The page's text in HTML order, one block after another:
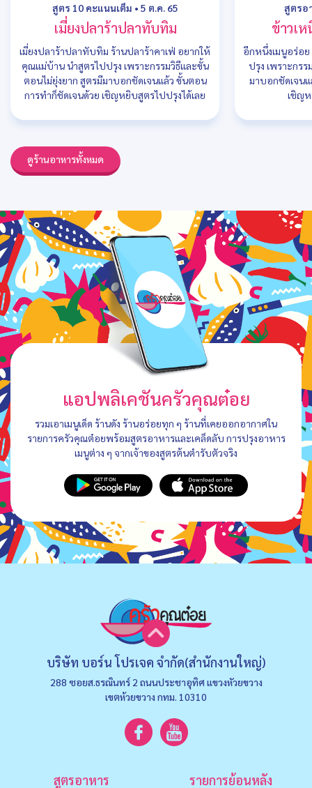
สูตร 10 คะแนนเต็ม • 5 ต.ค. 65
เมี่ยงปลาร้าปลาทับทิม
เมี่ยงปลาร้าปลาทับทิม ร้านปลาร้าคาเฟ่ อยากให้
คุณแม่บ้าน นำสูตรไปปรุง เพราะกรรมวิธีและขั้น
ตอนไม่ยุ่งยาก สูตรมีมาบอกชัดเจนแล้ว ขั้นตอน
การทำก็ชัดเจนด้วย เชิญหยิบสูตรไปปรุงได้เลย
สูตรอ
ข้าวเ
อีกหนึ่งเมนูอร่อ
ปรุง เพราะกร
มาบอกชัดเจน
เชิญห
ดูร้านอาหารทั้งหมด
แอปพลิเคชันครัวคุณต๋อย
รวมเอาเมนูเด็ด ร้านดัง ร้านอร่อยทุก ๆ ร้านที่เคยออกอากาศใน
รายการครัวคุณต๋อยพร้อมสูตรอาหารและเคล็ดลับ การปรุงอาหาร
เมนูต่าง ๆ จากเจ้าของสูตรต้นตำรับตัวจริง
บริษัท บอร์น โปรเจค จำกัด(สำนักงานใหญ่)
288 ซอยส.ธรณินทร์ 2 ถนนประชาอุทิศ แขวงหัวยขวาง
เขตห้วยขวาง กทม. 10310
สูตรอาหาร รายการย้อนหลัง